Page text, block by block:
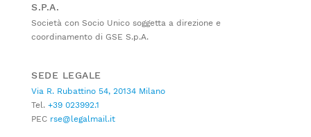
S.P.A.
Società con Socio Unico soggetta a direzione e
coordinamento di GSE S.p.A.
SEDE LEGALE
Via R. Rubattino 54, 20134 Milano
Tel. +39 023992.1
PEC rse@legalmail.it